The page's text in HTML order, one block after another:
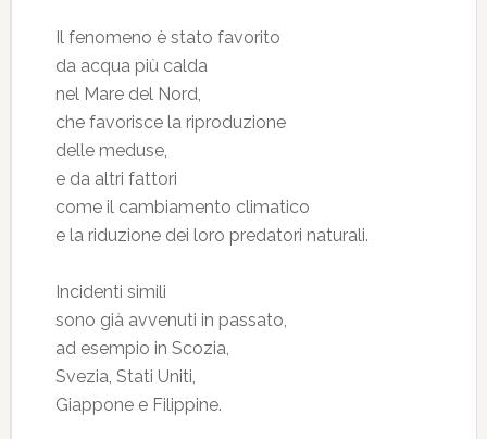
Il fenomeno è stato favorito
da acqua più calda
nel Mare del Nord,
che favorisce la riproduzione
delle meduse,
e da altri fattori
come il cambiamento climatico
e la riduzione dei loro predatori naturali.
Incidenti simili
sono già avvenuti in passato,
ad esempio in Scozia,
Svezia, Stati Uniti,
Giappone e Filippine.